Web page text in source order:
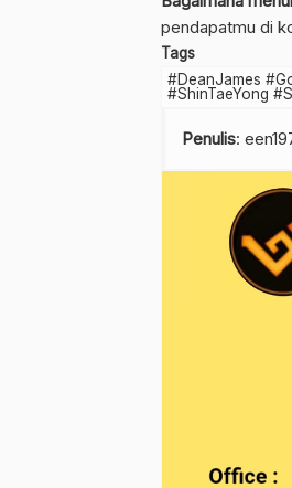
pendapatmu di
Tags
#DeanJames
#ShinTaeYong
Penulis: